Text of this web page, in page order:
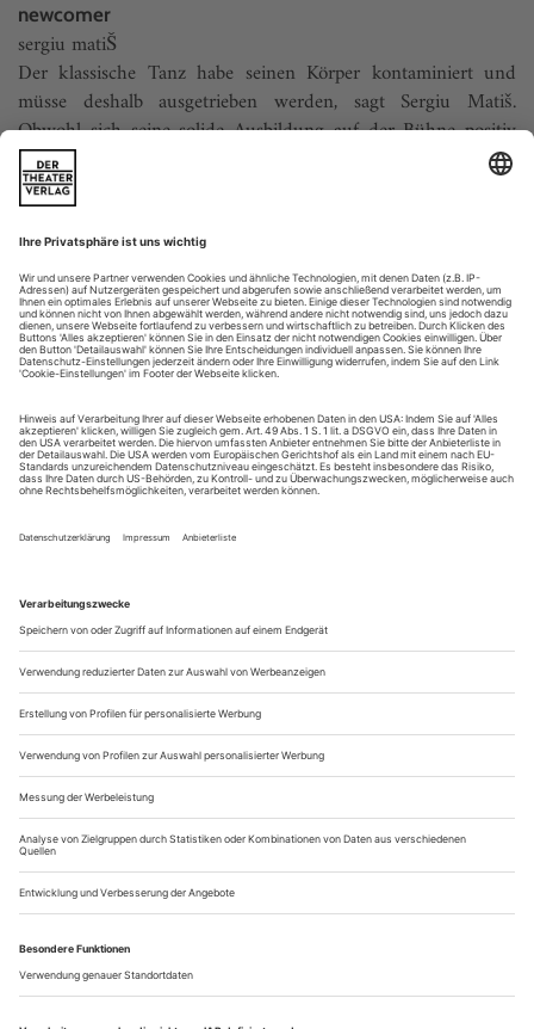
newcomer
sergiu matiŠ
Der klassische Tanz habe seinen Körper kontaminiert und
müsse deshalb ausgetrieben werden, sagt Sergiu Matiš.
Obwohl sich seine solide Ausbildung auf der Bühne positiv
bemerkbar macht. Im zeitgenössischen Tanz hat der gebürtige
Rumäne eine neue Heimat gefunden, neugierig, wie Tanz auf
Gegenwart reagiert. Nach neunjährigem Studium im
heimischen...
der liebe schlaf
Für sein Debüt als Ballettdirektor der Grazer Oper nahm sich Jörg
Weinöhl einen Klassiker vor. Und gleich überzeugt der Ex-Tänzer
von Martin Schläpfer als Märchenerzähler
Seit dieser Spielzeit bekleidet er den Posten des
Ballettdirektors und Chefchoreografen an der Oper Graz, in
der Nachfolge von Darrel Toulon. Es ist der Morgen am Tag
«Dornröschen»-Adaption für sein 17-köpfiges Ensemble, wird
vorstellen. Derzeit sind es...
Tanz im November
Die Tanztermine in Deutschland und Europa
Highlight: die «euro-scene Leipzig»
Rezensionen von Berlin bis Genf
leipzig
euro-scene
Vor 25 Jahren hob Ann-Elisabeth Wolff das Festival «euro-
scene
Leipzig» mit aus der Taufe, seit 1994 leitet sie es. Nie dachte
sie daran, das Neueste auf den Markt zu werfen. Lieber wählt
sie das Beste, das Vermittelbare, und hält ihre Augen nach